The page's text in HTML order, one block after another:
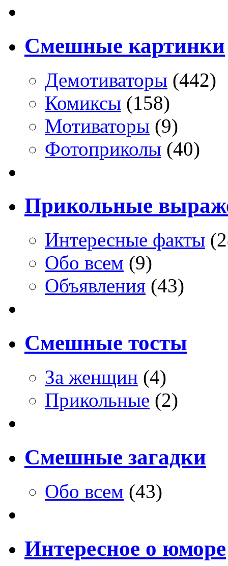
Смешные картинки
Демотиваторы (442)
Комиксы (158)
Мотиваторы (9)
Фотоприколы (40)
Прикольные
Интересные факты
Обо всем (9)
Объявления (43)
Смешные тосты
За женщин (4)
Прикольные (2)
Смешные загадки
Обо всем (43)
Интересное о юморе